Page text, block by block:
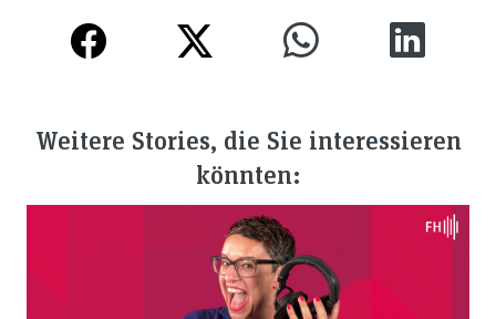
Weitere Stories, die Sie interessieren
könnten: